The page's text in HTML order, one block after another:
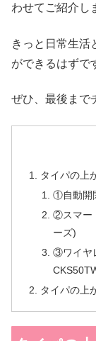
わせてご紹介し
きっと日常生活
ができるはずで
ぜひ、最後まで
タイパの上
①自動開
②スマー
ーズ)
③ワイヤ
タイパの上